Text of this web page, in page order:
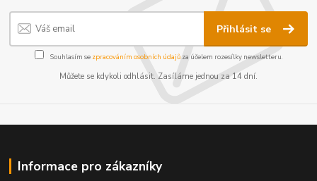
Přihlásit se
Souhlasím se zpracováním osobních údajůza účelem rozesílky newsletteru.
Můžete se kdykoli odhlásit. Zasíláme jednou za 14 dní.
Informace pro zákazníky